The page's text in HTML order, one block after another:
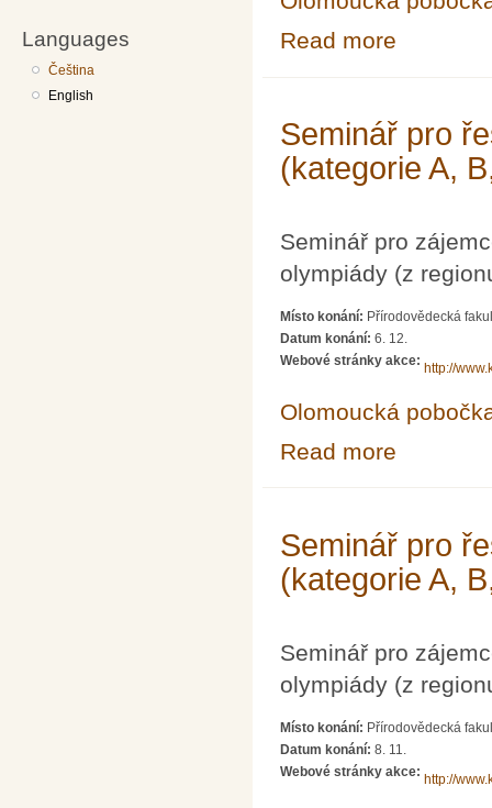
Languages
Čeština
English
Read more
Seminář pro
(kategorie A,
Seminář pro
olympiády (z
Místo konání: Přírodovědecká
Datum konání: 6. 12.
Webové stránky akce:
http://
Olomoucká
Read more
Seminář pro
(kategorie A,
Seminář pro
olympiády (z
Místo konání: Přírodovědecká
Datum konání: 8. 11.
Webové stránky akce:
http://